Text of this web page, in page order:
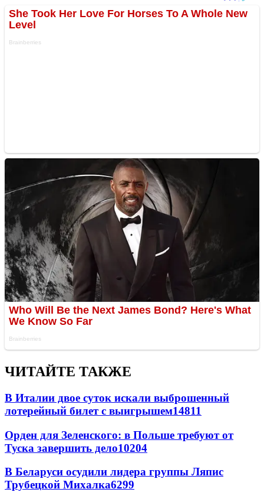
ЧИТАЙТЕ ТАКЖЕ
В Италии двое суток искали выброшенный
лотерейный билет с выигрышем14811
Орден для Зеленского: в Польше требуют от
Туска завершить дело10204
В Беларуси осудили лидера группы Ляпис
Трубецкой Михалка6299